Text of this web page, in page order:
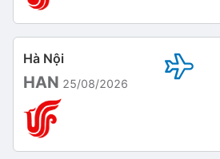
Hà Nội
HAN 25/08/2026